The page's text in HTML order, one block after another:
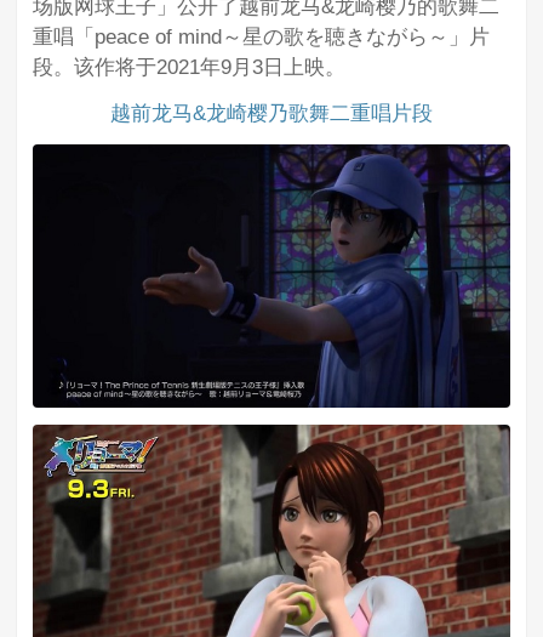
场版网球王子」公开了越前龙马&龙崎樱乃的歌舞二
重唱「peace of mind～星の歌を聴きながら～」片
段。该作将于2021年9月3日上映。
越前龙马&龙崎樱乃歌舞二重唱片段